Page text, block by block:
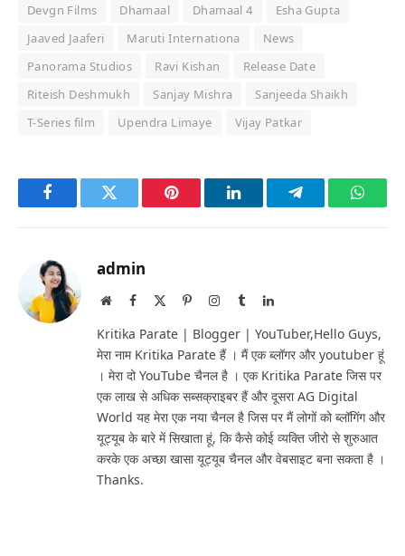
Devgn Films Dhamaal Dhamaal 4
Esha Gupta
Jaaved Jaaferi
Maruti Internationa
News
Panorama Studios
Ravi Kishan
Release Date
Riteish Deshmukh
Sanjay Mishra
Sanjeeda Shaikh
T-Series film
Upendra Limaye Vijay Patkar
FacebookTwitter Pinterest LinkedInTelegram
admin
WebsiteFacebook PinterestInstagram
TumblrLinkedIn
Kritika Parate | Blogger | YouTuber,Hello Guys,
मेरा नाम Kritika Parate हैं । मैं एक ब्लॉगर और youtuber हूं
। मेरा दो YouTube चैनल है । एक Kritika Parate जिस पर
एक लाख से अधिक सब्सक्राइबर हैं और दूसरा AG Digital
World यह मेरा एक नया चैनल है जिस पर मैं लोगों को ब्लॉगिंग और
यूट्यूब के बारे में सिखाता हूं, कि कैसे कोई व्यक्ति जीरो से शुरुआत
करके एक अच्छा खासा यूट्यूब चैनल और वेबसाइट बना सकता है ।
Thanks.